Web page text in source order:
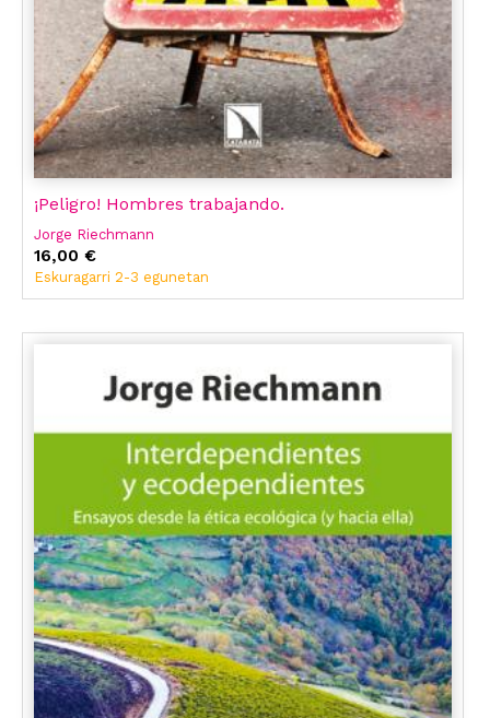
¡Peligro! Hombres trabajando.
Jorge Riechmann
16,00 €
Eskuragarri 2-3 egunetan